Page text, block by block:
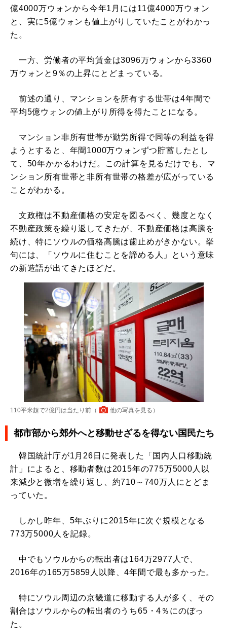
億4000万ウォンから今年1月には11億4000万ウォン
と、実に5億ウォンも値上がりしていたことがわかっ
た。
一方、労働者の平均賃金は3096万ウォンから3360
万ウォンと9％の上昇にとどまっている。
前述の通り、マンションを所有する世帯は4年間で
平均5億ウォンの値上がり所得を得たことになる。
マンション非所有世帯が勤労所得で同等の利益を得
ようとすると、年間1000万ウォンずつ貯蓄したとし
て、50年かかるわけだ。この計算を見るだけでも、マ
ンション所有世帯と非所有世帯の格差が広がっている
ことがわかる。
文政権は不動産価格の安定を図るべく、幾度となく
不動産政策を繰り返してきたが、不動産価格は高騰を
続け、特にソウルの価格高騰は歯止めがきかない。挙
句には、「ソウルに住むことを諦める人」という意味
の新造語が出てきたほどだ。
110平米超で2億円は当たり前（ 他の写真を見る ）
都市部から郊外へと移動せざるを得ない国民たち
韓国統計庁が1月26日に発表した「国内人口移動統
計」によると、移動者数は2015年の775万5000人以
来減少と微増を繰り返し、約710～740万人にとどま
っていた。
しかし昨年、5年ぶりに2015年に次ぐ規模となる
773万5000人を記録。
中でもソウルからの転出者は164万2977人で、
2016年の165万5859人以降、4年間で最も多かった。
特にソウル周辺の京畿道に移動する人が多く、その
割合はソウルからの転出者のうち65・4％にのぼっ
た。